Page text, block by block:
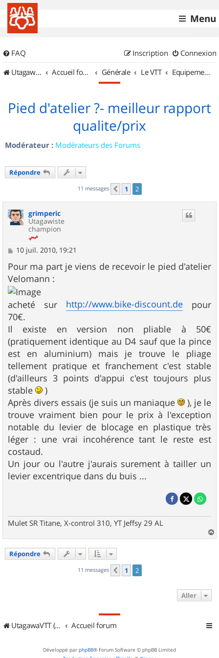
Menu
FAQ Connexion
Inscription
UtagawaVTT (Randos VTT et VTTAE avec traces GPS)
Accueil forum Générale Le VTT Equipements et Accessoires
Pied d'atelier ?- meilleur rapport
qualite/prix
Modérateur : Modérateurs des Forums
Répondre
11 messages Précédent
1 2
grimperic
Utagawiste
champion
M
s
s
a
g
e
10 juil. 2010, 19:21
Pour ma part je viens de recevoir le pied d'atelier
Velomann :
acheté sur http://www.bike-discount.de pour
70€.
Il existe en version non pliable à 50€
(pratiquement identique au D4 sauf que la pince
est en aluminium) mais je trouve le pliage
tellement pratique et franchement c'est stable
(d'ailleurs 3 points d'appui c'est toujours plus
stable
)
Après divers essais (je suis un maniaque
), je le
trouve vraiment bien pour le prix à l'exception
notable du levier de blocage en plastique très
léger : une vrai incohérence tant le reste est
costaud.
Un jour ou l'autre j'aurais surement à tailler un
levier excentrique dans du buis ...
Mulet SR Titane, X-control 310, YT Jeffsy 29 AL
a
Répondre
11 messages Précédent
1 2
Aller
UtagawaVTT (Randos VTT et VTTAE avec traces GPS) Accueil forum
Développé par phpBB® Forum Software © phpBB Limited